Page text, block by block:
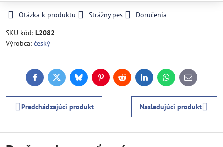
Otázka k produktu Strážny pes
Doručenia
SKU kód: L2082
Výrobca: český
FacebookTwitterBlueskyPinterestReddit LinkedInWhatsApp
E-
mail
Predchádzajúci produkt Nasledujúci produkt